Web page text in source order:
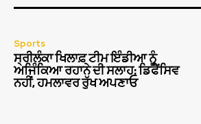
Sports
ਸ੍ਰੀਲੰਕਾ ਖਿਲਾਫ਼ ਟੀਮ ਇੰਡੀਆ ਨੂੰ
ਅਜਿੰਕਿਆ ਰਹਾਨੇ ਦੀ ਸਲਾਹ: ਡਿਫੈਂਸਿਵ
ਨਹੀਂ, ਹਮਲਾਵਰ ਰੁੱਖ ਅਪਣਾਓ